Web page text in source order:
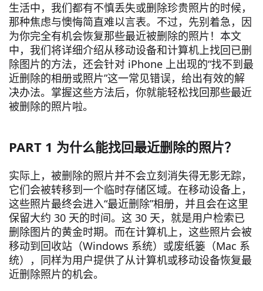
生活中，我们都有不慎丢失或删除珍贵照片的时候，
那种焦虑与懊悔简直难以言表。不过，先别着急，因
为你完全有机会恢复那些最近被删除的照片！本文
中，我们将详细介绍从移动设备和计算机上找回已删
除图片的方法，还会针对 iPhone 上出现的“找不到最
近删除的相册或照片”这一常见错误，给出有效的解
决办法。掌握这些方法后，你就能轻松找回那些最近
被删除的照片啦。
PART 1 为什么能找回最近删除的照片？
实际上，被删除的照片并不会立刻消失得无影无踪，
它们会被转移到一个临时存储区域。在移动设备上，
这些照片最终会进入“最近删除”相册，并且会在这里
保留大约 30 天的时间。这 30 天，就是用户检索已
删除图片的黄金时期。而在计算机上，这些照片会被
移动到回收站（Windows 系统）或废纸篓（Mac 系
统），同样为用户提供了从计算机或移动设备恢复最
近删除照片的机会。